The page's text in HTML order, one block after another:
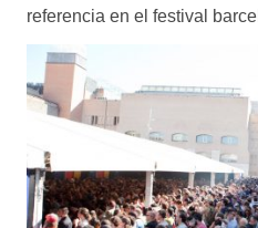
referencia en el festival